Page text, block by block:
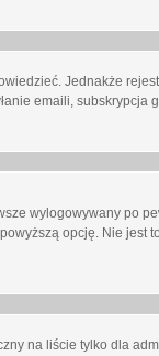
Jednakże
emaili, subskrypcja
wylogowywany po
opcję. Nie jest
na liście tylko dla